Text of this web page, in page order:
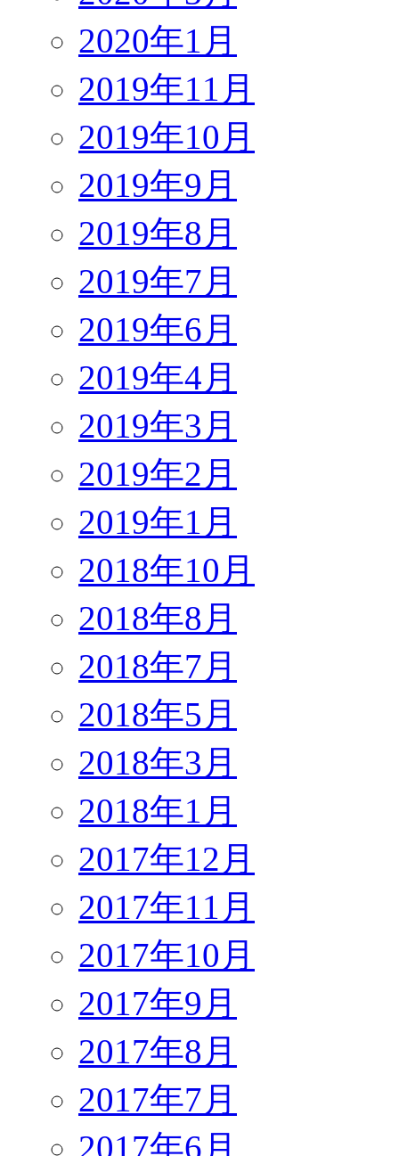
2020年1月
2019年11月
2019年10月
2019年9月
2019年8月
2019年7月
2019年6月
2019年4月
2019年3月
2019年2月
2019年1月
2018年10月
2018年8月
2018年7月
2018年5月
2018年3月
2018年1月
2017年12月
2017年11月
2017年10月
2017年9月
2017年8月
2017年7月
2017年6月